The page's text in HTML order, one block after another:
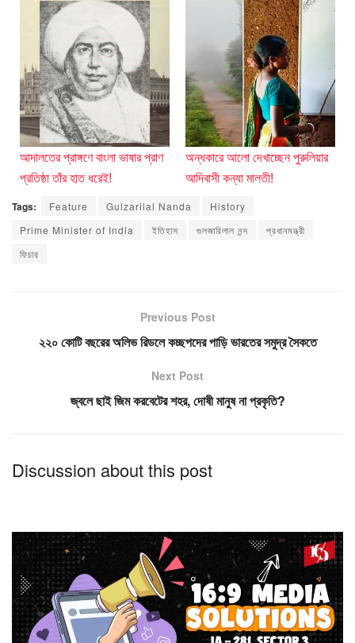
আদালতের প্রাঙ্গণে বাংলা ভাষার প্রাণ
প্রতিষ্ঠা তাঁর হাত ধরেই!
অন্ধকারে আলো দেখাচ্ছেন পুরুলিয়ার
আদিবাসী কন্যা মালতী!
Tags: Feature Gulzarilal Nanda
History
Prime Minister of India
ইতিহাস গুলজারিলাল নন্দ
প্রধানমন্ত্রী
ফিচার
Previous Post
২২০ কোটি বছরের অলিভ রিডলে কচ্ছপদের পাড়ি ভারতের সমুদ্র সৈকতে
Next Post
জ্বলে ছাই জিম করবেটের শহর, দোষী মানুষ না প্রকৃতি?
Discussion about this post